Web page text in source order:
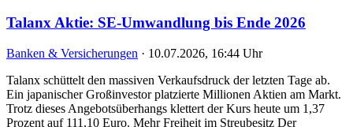
Talanx Aktie: SE-Umwandlung bis Ende 2026
Banken & Versicherungen · 10.07.2026, 16:44 Uhr
Talanx schüttelt den massiven Verkaufsdruck der letzten Tage ab.
Ein japanischer Großinvestor platzierte Millionen Aktien am Markt.
Trotz dieses Angebotsüberhangs klettert der Kurs heute um 1,37
Prozent auf 111,10 Euro. Mehr Freiheit im Streubesitz Der